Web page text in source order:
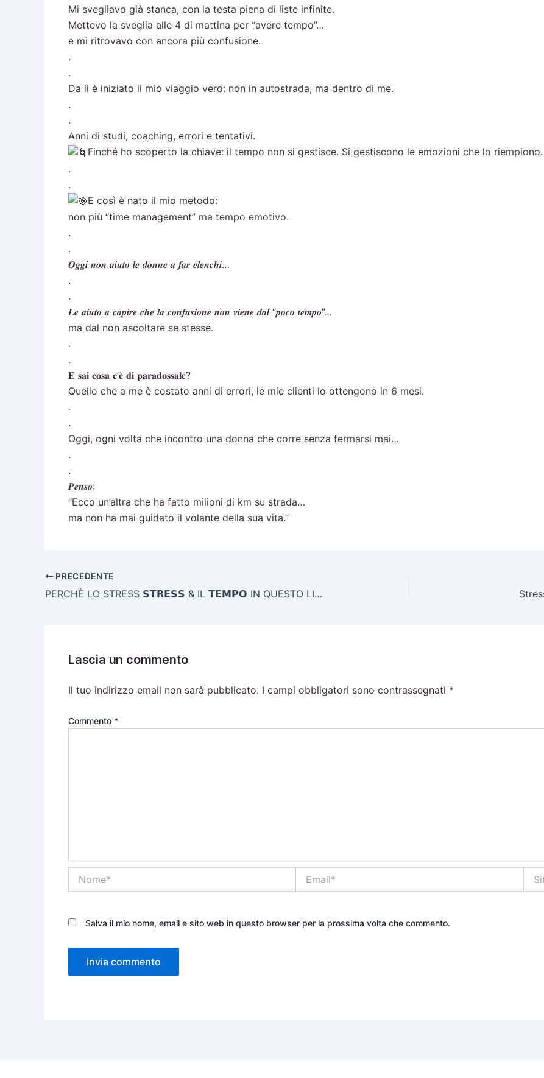
Mi svegliavo già stanca, con la testa piena di liste infinite.
Mettevo la sveglia alle 4 di mattina per “avere tempo”…
e mi ritrovavo con ancora più confusione.
.
.
Da lì è iniziato il mio viaggio vero: non in autostrada, ma dentro di me.
.
.
Anni di studi, coaching, errori e tentativi.
Finché ho scoperto la chiave: il tempo non si gestisce. Si gestiscono le emozioni che lo riempiono.
.
.
E così è nato il mio metodo:
non più “time management” ma tempo emotivo.
.
.
𝑶𝒈𝒈𝒊 𝒏𝒐𝒏 𝒂𝒊𝒖𝒕𝒐 𝒍𝒆 𝒅𝒐𝒏𝒏𝒆 𝒂 𝒇𝒂𝒓 𝒆𝒍𝒆𝒏𝒄𝒉𝒊…
.
.
𝑳𝒆 𝒂𝒊𝒖𝒕𝒐 𝒂 𝒄𝒂𝒑𝒊𝒓𝒆 𝒄𝒉𝒆 𝒍𝒂 𝒄𝒐𝒏𝒇𝒖𝒔𝒊𝒐𝒏𝒆 𝒏𝒐𝒏 𝒗𝒊𝒆𝒏𝒆 𝒅𝒂𝒍 “𝒑𝒐𝒄𝒐 𝒕𝒆𝒎𝒑𝒐”…
ma dal non ascoltare se stesse.
.
.
𝐄 𝐬𝐚𝐢 𝐜𝐨𝐬𝐚 𝐜’𝐞̀ 𝐝𝐢 𝐩𝐚𝐫𝐚𝐝𝐨𝐬𝐬𝐚𝐥𝐞?
Quello che a me è costato anni di errori, le mie clienti lo ottengono in 6 mesi.
.
.
Oggi, ogni volta che incontro una donna che corre senza fermarsi mai…
.
.
𝑷𝒆𝒏𝒔𝒐:
“Ecco un’altra che ha fatto milioni di km su strada…
ma non ha mai guidato il volante della sua vita.”
PRECEDENTE
PERCHÈ LO STRESS 𝗦𝗧𝗥𝗘𝗦𝗦 & IL 𝗧𝗘𝗠𝗣𝗢 IN QUESTO LIBRO?
Lascia un commento
Il tuo indirizzo email non sarà pubblicato. I campi obbligatori sono contrassegnati *
Commento *
web
Salva il mio nome, email e sito web in questo browser per la prossima volta che commento.